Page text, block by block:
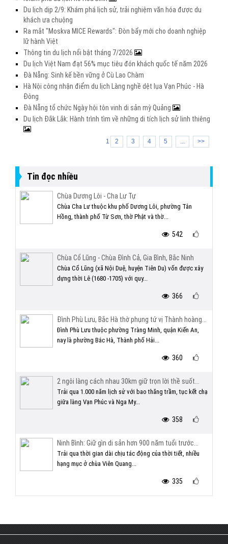
Du lịch dịp 2/9: Khám phá lịch sử, trải nghiệm văn hóa được du
khách ưa chuộng
Ra mắt "Moskva MICE Rewards": Đòn bẩy mới cho doanh nghiệp
lữ hành Việt
Thông tin du lịch nổi bật tháng 7/2026
Du lịch Việt Nam đạt 56% mục tiêu đón khách quốc tế năm 2026
Đà Nẵng: Sinh kế bền vững ở Cù Lao Chàm
Hà Nội công nhận điểm du lịch Làng nghề dệt lụa Vạn Phúc - Hà
Đông
Đà Nẵng tổ chức Ngày hội tôn vinh di sản mỳ Quảng
Du lịch Đắk Lắk: Hành trình tìm về những di tích lịch sử linh thiêng
1 2 3 4 5 ... >>
Tin đọc nhiều
Chùa Dương Lôi - Cha Lư Tự
Chùa Cha Lư thuộc khu phố Dương Lôi, phường Tân
Hồng, thành phố Từ Sơn, thờ Phật và thờ...
542
Chùa Cổ Lũng - Chùa Đình Cả, Gia Bình, Bắc Ninh
Chùa Cổ Lũng (xã Nội Duệ, huyện Tiên Du) vốn được xây
dựng thời Lê (1680 -1705) với quy...
366
Đình Phù Lưu, Bắc Hà thờ phụng tứ vị Thành hoàng...
Đình Phù Lưu thuộc phường Tràng Minh, quận Kiến An,
nay là phường Bắc Hà, Thành phố Hải...
360
2 ngôi làng cách nhau 30km giữ trọn lời thề suốt...
Trải qua 1.000 năm lịch sử với bao thăng trầm, tục kết chạ
giữa làng Vạn Phúc và Nga My...
358
Ninh Bình: Giữ gìn di sản hơn 900 năm tuổi trước...
Trải qua thời gian dài chịu tác động của thời tiết, nhiều
hạng mục ở chùa Viên Quang...
335